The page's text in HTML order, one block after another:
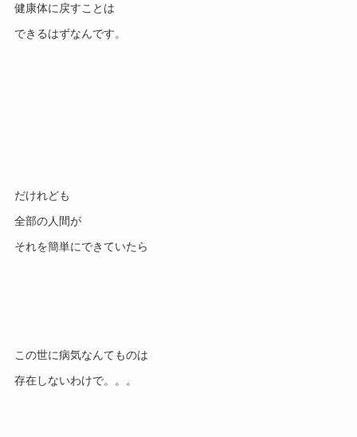
健康体に戻すことは
できるはずなんです。
だけれども
全部の人間が
それを簡単にできていたら
この世に病気なんてものは
存在しないわけで。。。